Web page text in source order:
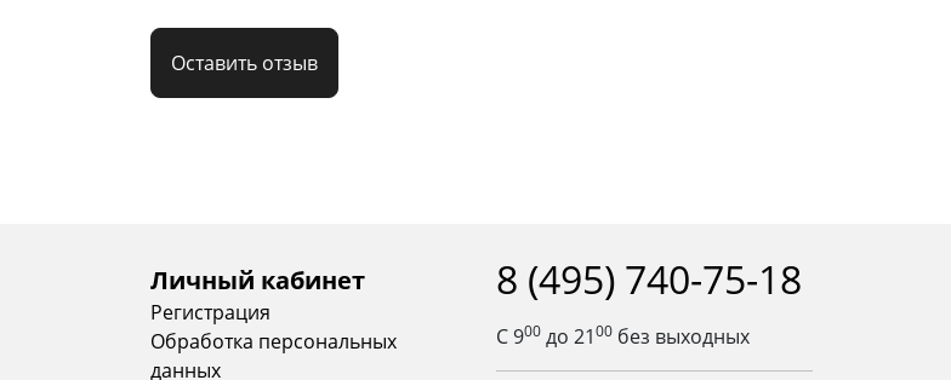
Оставить отзыв
Личный кабинет
Регистрация
Обработка персональных
данных
8 (495) 740-75-18
С 900 до 2100 без выходных